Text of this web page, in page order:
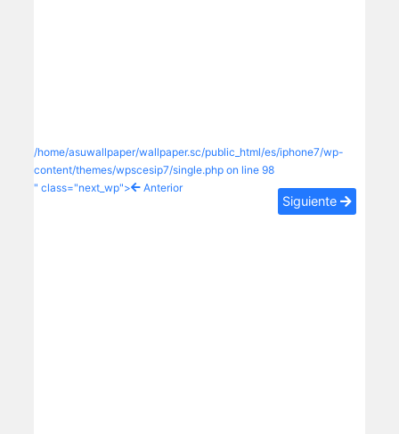
/home/asuwallpaper/wallpaper.sc/public_html/es/iphone7/wp-
content/themes/wpscesip7/single.php on line 98
" class="next_wp">
Anterior
Siguiente